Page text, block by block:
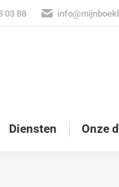
03 88
Diensten Onze